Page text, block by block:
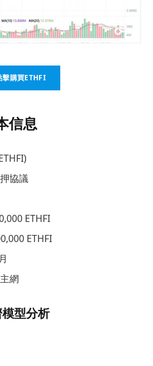
擊購買ETHFI
信息
協議
ETHFI
ETHFI
網
型分析